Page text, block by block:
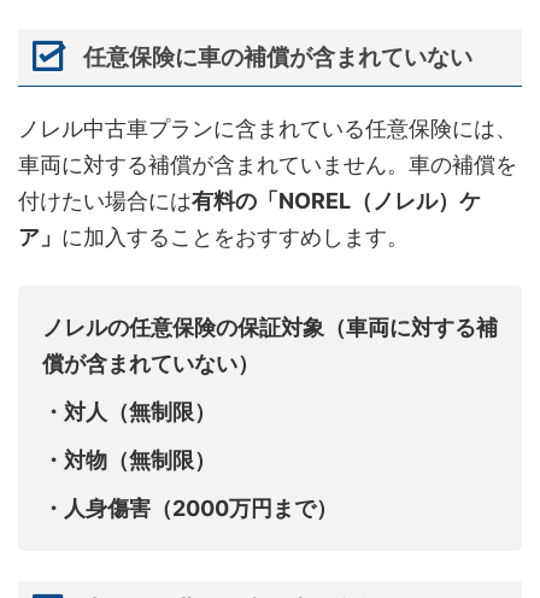
任意保険に車の補償が含まれていない
ノレル中古車プランに含まれている任意保険には、
車両に対する補償が含まれていません。車の補償を
付けたい場合には有料の「NOREL（ノレル）ケ
ア」 に加入することをおすすめします。
ノレルの任意保険の保証対象（車両に対する補
償が含まれていない）
・対人（無制限）
・対物（無制限）
・人身傷害（2000万円まで）